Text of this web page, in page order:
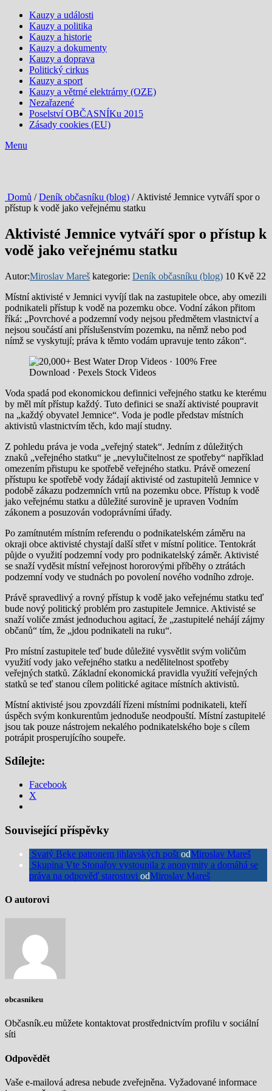
Kauzy a události
Kauzy a politika
Kauzy a historie
Kauzy a dokumenty
Kauzy a doprava
Politický cirkus
Kauzy a sport
Kauzy a větrné elektrárny (OZE)
Nezařazené
Poselství OBČASNÍKu 2015
Zásady cookies (EU)
Menu
Domů /Deník občasníku (blog) / Aktivisté Jemnice vytváří spor o
přístup k vodě jako veřejnému statku
Aktivisté Jemnice vytváří spor o přístup k
vodě jako veřejnému statku
Autor:Miroslav Mareš kategorie: Deník občasníku (blog) 10 Kvě 22
Místní aktivisté v Jemnici vyvíjí tlak na zastupitele obce, aby omezili
podnikateli přístup k vodě na pozemku obce. Vodní zákon přitom
říká: „Povrchové a podzemní vody nejsou předmětem vlastnictví a
nejsou součástí ani příslušenstvím pozemku, na němž nebo pod
nímž se vyskytují; práva k těmto vodám upravuje tento zákon“.
Voda spadá pod ekonomickou definnici veřejného statku ke kterému
by měl mít přístup každý. Tuto definici se snaží aktivisté poupravit
na „každý obyvatel Jemnice“. Voda je podle představ místních
aktivistů vlastnictvím těch, kdo mají studny.
Z pohledu práva je voda „veřejný statek“. Jedním z důležitých
znaků „veřejného statku“ je „nevylučitelnost ze spotřeby“ například
omezením přistupu ke spotřebě veřejného statku. Právě omezení
přístupu ke spotřebě vody žádají aktivisté od zastupitelů Jemnice v
podobě zákazu podzemních vrtů na pozemku obce. Přístup k vodě
jako veřejnému statku a důležité surovině je upraven Vodním
zákonem a posuzován vodoprávními úřady.
Po zamítnutém místním referendu o podnikatelském záměru na
okraji obce aktivisté chystají další střet v místní politice. Tentokrát
půjde o využití podzemní vody pro podnikatelský záměr. Aktivisté
se snaží vyděsit místní veřejnost hororovými příběhy o ztrátách
podzemní vody ve studnách po povolení nového vodního zdroje.
Právě spravedlivý a rovný přístup k vodě jako veřejnému statku teď
bude nový politický problém pro zastupitele Jemnice. Aktivisté se
snaží voliče zmást jednoduchou agitací, že „zastupitelé nehájí zájmy
občanů“ tím, že „jdou podnikateli na ruku“.
Pro místní zastupitele teď bude důležité vysvětlit svým voličům
využití vody jako veřejného statku a nedělitelnost spotřeby
veřejných statků. Základní ekonomická pravidla využití veřejných
statků se teď stanou cílem politické agitace místních aktivistů.
Místní aktivisté jsou zpovzdálí řízeni místními podnikateli, kteří
úspěch svým konkurentům jednoduše neodpouští. Místní zastupitelé
jsou tak pouze nástrojem nekalého podnikatelského boje s cílem
potrápit prosperujícího soupeře.
Sdílejte:
Facebook
X
Související příspěvky
Svatý Beke patronem jihlavských pošt odMiroslav Mareš
Skupina Vte Stonařov vystoupila z anonymity a domáhá se
práva na odpověď starostovi odMiroslav Mareš
O autorovi
obcasnikeu
Občasník.eu můžete kontaktovat prostřednictvím profilu v sociální
síti
Odpovědět
Vaše e-mailová adresa nebude zveřejněna. Vyžadované informace